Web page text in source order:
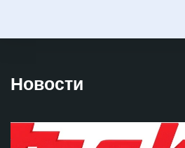
Новости